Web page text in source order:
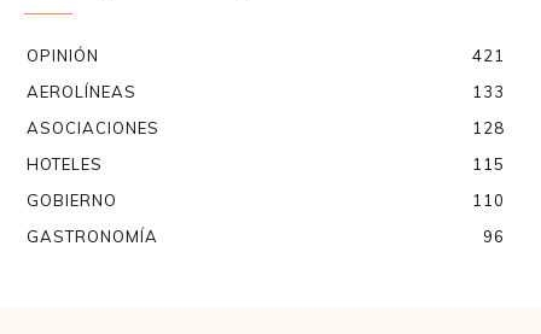
OPINIÓN
421
AEROLÍNEAS
133
ASOCIACIONES
128
HOTELES
115
GOBIERNO
110
GASTRONOMÍA
96